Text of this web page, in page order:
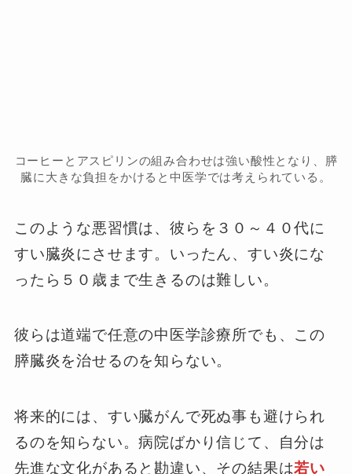
コーヒーとアスピリンの組み合わせは強い酸性となり、膵
臓に大きな負担をかけると中医学では考えられている。
このような悪習慣は、彼らを３０～４０代に
すい臓炎にさせます。いったん、すい炎にな
ったら５０歳まで生きるのは難しい。
彼らは道端で任意の中医学診療所でも、この
膵臓炎を治せるのを知らない。
将来的には、すい臓がんで死ぬ事も避けられ
るのを知らない。病院ばかり信じて、自分は
先進な文化があると勘違い、その結果は若い